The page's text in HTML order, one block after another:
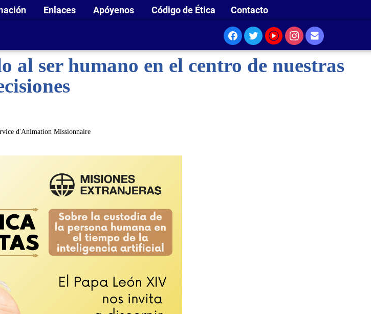
Enlaces Apóyenos Código de Ética Contacto
ser humano en el centro de nuestras
d'Animation Missionnaire